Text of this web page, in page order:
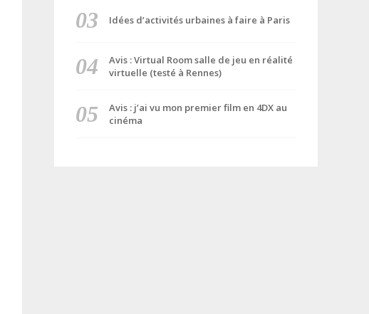
Idées d’activités urbaines à faire à Paris
Avis : Virtual Room salle de jeu en réalité
virtuelle (testé à Rennes)
Avis : j’ai vu mon premier film en 4DX au
cinéma